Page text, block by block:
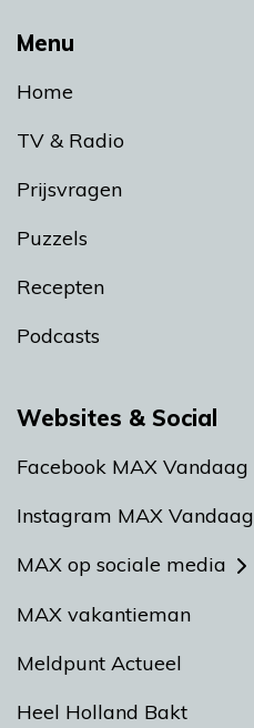
Menu
Home
TV & Radio
Prijsvragen
Puzzels
Recepten
Podcasts
Websites & Social
Facebook MAX Vandaag
Instagram MAX Vandaag
MAX op sociale media
MAX vakantieman
Meldpunt Actueel
Heel Holland Bakt